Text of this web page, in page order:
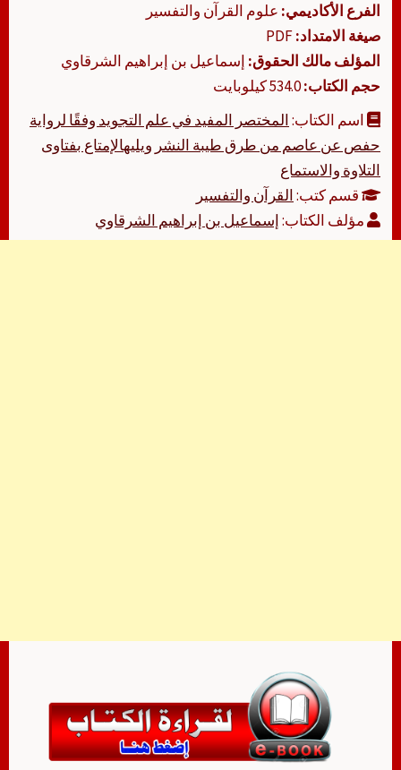
الفرع الأكاديمي: علوم القرآن والتفسير
صيغة الامتداد:
المؤلف مالك الحقوق: إسماعيل بن إبراهيم الشرقاوي
حجم الكتاب:534.0 كيلوبايت
اسم الكتاب:المختصر المفيد في علم التجويد وفقًا لرواية
حفص عن عاصم من طرق طيبة النشر ويليهالإمتاع بفتاوى
التلاوة والاستماع
قسم كتب:القرآن والتفسير
مؤلف الكتاب:إسماعيل بن إبراهيم الشرقاوي